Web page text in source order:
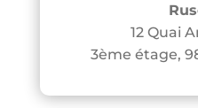
12 Quai
3ème étage,